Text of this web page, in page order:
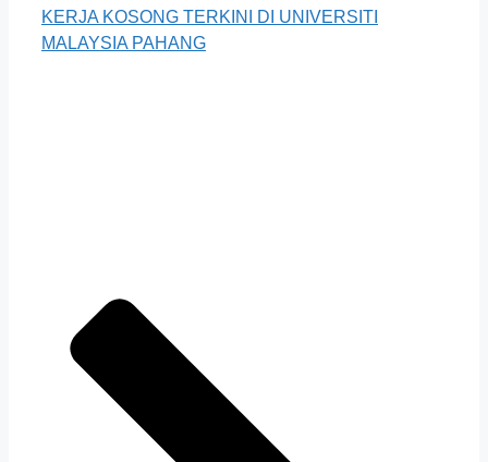
KERJA KOSONG TERKINI DI UNIVERSITI
MALAYSIA PAHANG